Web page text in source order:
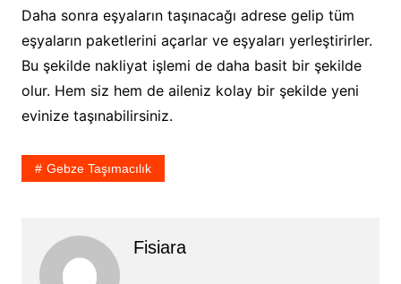
Daha sonra eşyaların taşınacağı adrese gelip tüm
eşyaların paketlerini açarlar ve eşyaları yerleştirirler.
Bu şekilde nakliyat işlemi de daha basit bir şekilde
olur. Hem siz hem de aileniz kolay bir şekilde yeni
evinize taşınabilirsiniz.
Gebze Taşımacılık
Fisiara